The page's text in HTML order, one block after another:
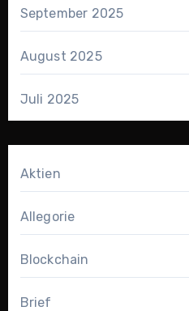
September 2025
August 2025
Juli 2025
Aktien
Allegorie
Blockchain
Brief